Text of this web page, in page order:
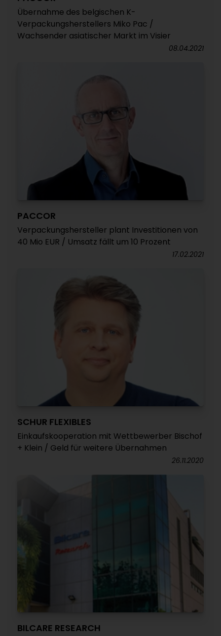
Übernahme des belgischen K-
Verpackungsherstellers Miko Pac /
Wachsender asiatischer Markt im Visier
08.04.2021
PACCOR
Verpackungshersteller plant Investitionen von
40 Mio EUR / Umsatz fällt um 10 Prozent
17.02.2021
SCHUR FLEXIBLES
Einkaufskooperation mit Wettbewerber Bischof
+ Klein / Geld für weitere Übernahmen
26.11.2020
BILCARE RESEARCH